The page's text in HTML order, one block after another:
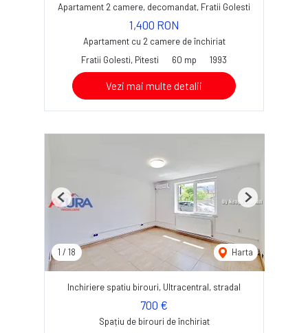
Apartament 2 camere, decomandat, Fratii Golesti
1,400 RON
Apartament cu 2 camere de închiriat
Fratii Golesti, Pitesti
60 mp 1993
Vezi mai multe detalii
1 / 18 Harta
Previous Next
Inchiriere spatiu birouri, Ultracentral, stradal
700 €
Spațiu de birouri de închiriat